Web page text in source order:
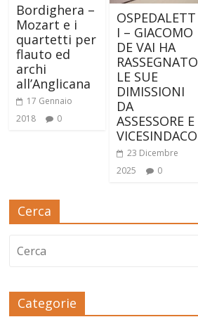
Bordighera –
Mozart e i
quartetti per
flauto ed
archi
all’Anglicana
17 Gennaio
2018
0
OSPEDALETT
I – GIACOMO
DE VAI HA
RASSEGNATO
LE SUE
DIMISSIONI
DA
ASSESSORE E
VICESINDACO
23 Dicembre
2025
0
Cerca
Categorie